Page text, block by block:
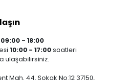
09:00 - 18:00
10:00 - 17:00saatleri
ulaşabilirsiniz.
Mah. 44. Sokak No:12 37150,